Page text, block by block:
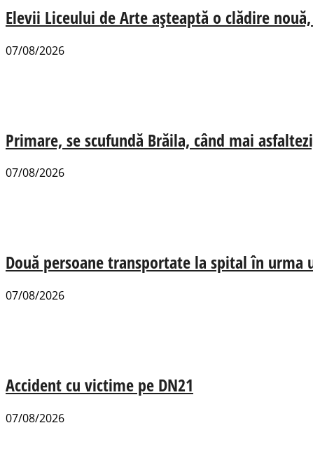
Elevii Liceului de Arte așteaptă o clădire
07/08/2026
Primare, se scufundă Brăila, când mai
07/08/2026
Două persoane transportate la spital în
07/08/2026
Accident cu victime pe DN21
07/08/2026